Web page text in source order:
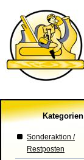
Kategorien
Sonderaktion /
Restposten